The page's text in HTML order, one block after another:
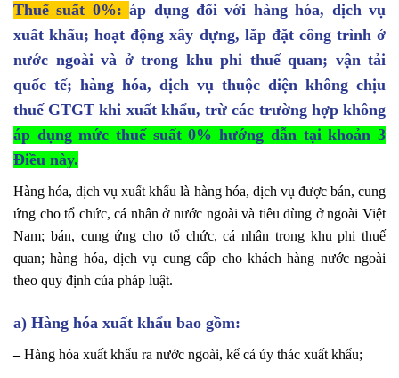
Thuế suất 0%: áp dụng đối với hàng hóa, dịch vụ
xuất khẩu; hoạt động xây dựng, lắp đặt công trình ở
nước ngoài và ở trong khu phi thuế quan; vận tải
quốc tế; hàng hóa, dịch vụ thuộc diện không chịu
thuế GTGT khi xuất khẩu, trừ các trường hợp không
áp dụng mức thuế suất 0% hướng dẫn tại khoản 3
Điều này.
Hàng hóa, dịch vụ xuất khẩu là hàng hóa, dịch vụ được bán, cung
ứng cho tổ chức, cá nhân ở nước ngoài và tiêu dùng ở ngoài Việt
Nam; bán, cung ứng cho tổ chức, cá nhân trong khu phi thuế
quan; hàng hóa, dịch vụ cung cấp cho khách hàng nước ngoài
theo quy định của pháp luật.
a) Hàng hóa xuất khẩu bao gồm:
–Hàng hóa xuất khẩu ra nước ngoài, kể cả ủy thác xuất khẩu;